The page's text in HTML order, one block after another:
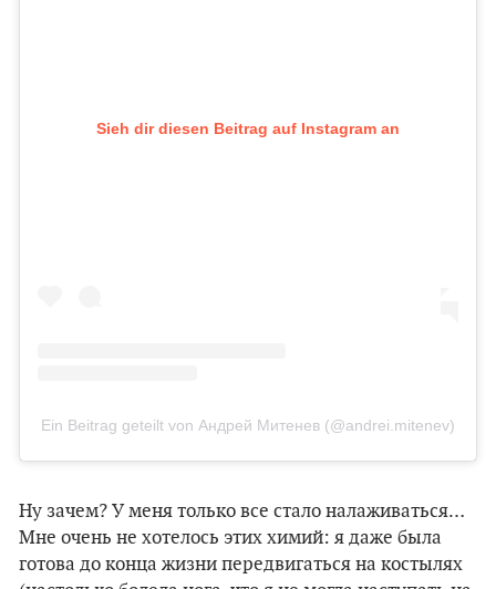
Sieh dir diesen Beitrag auf Instagram an
Ein Beitrag geteilt von Андрей Митенев (@andrei.mitenev)
Ну зачем? У меня только все стало налаживаться…
Мне очень не хотелось этих химий: я даже была
готова до конца жизни передвигаться на костылях